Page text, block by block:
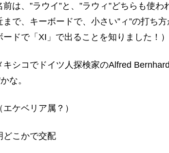
は、”ラウイ”と、”ラウィ”どちらも使
で、キーボードで、小さい”ィ”の打ち
ドで「XI」で出ることを知りました！）
キシコでドイツ人探検家のAlfred
な。
ケベリア属？）
どこかで交配